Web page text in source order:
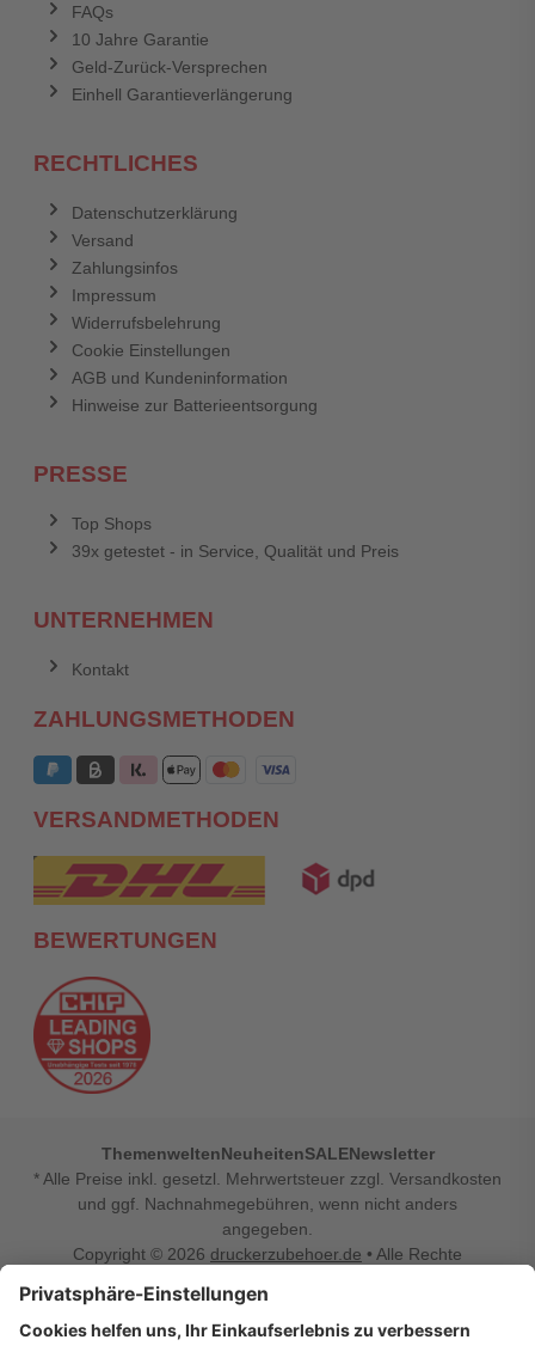
FAQs
10 Jahre Garantie
Geld-Zurück-Versprechen
Einhell Garantieverlängerung
RECHTLICHES
Datenschutzerklärung
Versand
Zahlungsinfos
Impressum
Widerrufsbelehrung
Cookie Einstellungen
AGB und Kundeninformation
Hinweise zur Batterieentsorgung
PRESSE
Top Shops
39x getestet - in Service, Qualität und Preis
UNTERNEHMEN
Kontakt
ZAHLUNGSMETHODEN
VERSANDMETHODEN
BEWERTUNGEN
ThemenweltenNeuheitenSALENewsletter
* Alle Preise inkl. gesetzl. Mehrwertsteuer zzgl. Versandkosten
und ggf. Nachnahmegebühren, wenn nicht anders
angegeben.
Copyright © 2026 druckerzubehoer.de • Alle Rechte
Vertrag widerrufen
Druckerzubehoer.de – preiswerte Qualität für Ihr Office